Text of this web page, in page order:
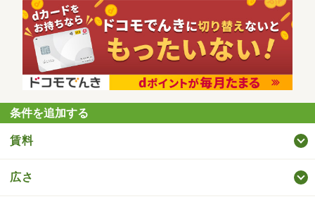
条件を追加する
賃料
広さ